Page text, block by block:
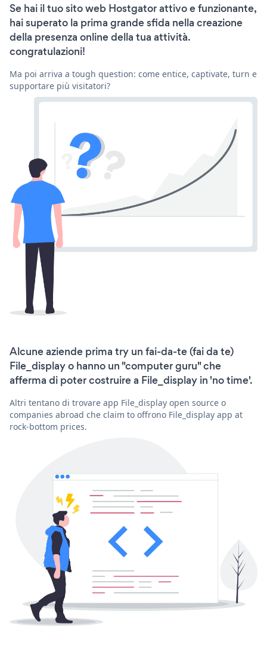
Se hai il tuo sito web Hostgator attivo e funzionante,
hai superato la prima grande sfida nella creazione
della presenza online della tua attività.
congratulazioni!
Ma poi arriva a tough question: come entice, captivate, turn e
supportare più visitatori?
Alcune aziende prima try un fai-da-te (fai da te)
File_display o hanno un "computer guru" che
afferma di poter costruire a File_display in 'no time'.
Altri tentano di trovare app File_display open source o
companies abroad che claim to offrono File_display app at
rock-bottom prices.